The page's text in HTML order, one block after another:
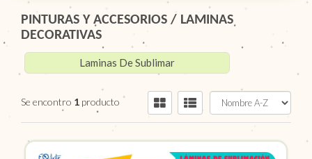
PINTURAS Y ACCESORIOS / LAMINAS
DECORATIVAS
Laminas De Sublimar
Se encontro 1 producto